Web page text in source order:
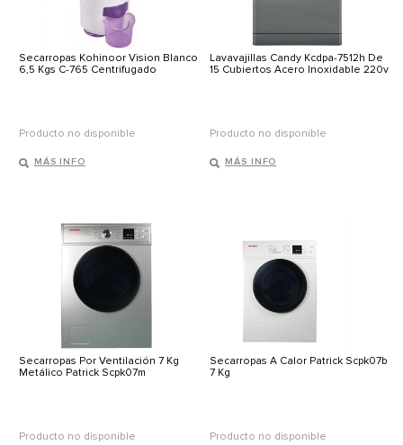
Secarropas Kohinoor Vision Blanco
6,5 Kgs C-765 Centrifugado
Producto no disponible
MÁS INFO
Lavavajillas Candy Kcdpa-7512h De
15 Cubiertos Acero Inoxidable 220v
Producto no disponible
MÁS INFO
Secarropas Por Ventilación 7 Kg
Metálico Patrick Scpk07m
Producto no disponible
Secarropas A Calor Patrick Scpk07b
7 Kg
Producto no disponible